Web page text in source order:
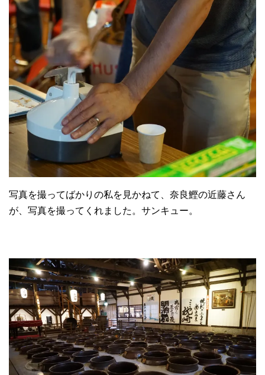
写真を撮ってばかりの私を見かねて、奈良鰹の近藤さん
が、写真を撮ってくれました。サンキュー。